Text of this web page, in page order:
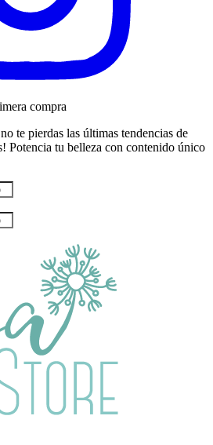
compra
te pierdas las últimas tendencias de
Potencia tu belleza con contenido único